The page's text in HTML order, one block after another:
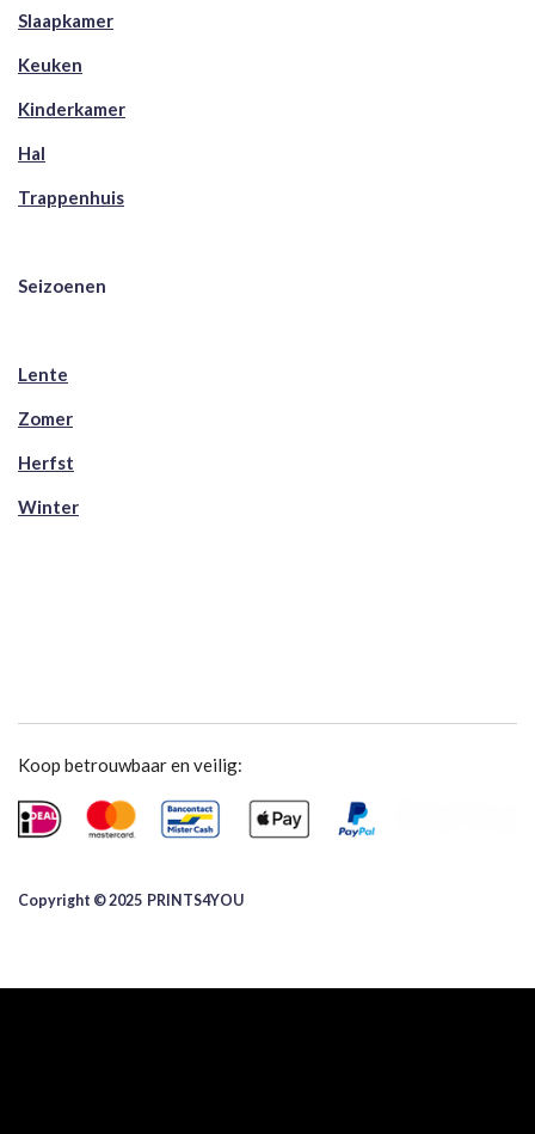
Slaapkamer
Keuken
Kinderkamer
Hal
Trappenhuis
Seizoenen
Lente
Zomer
Herfst
Winter
Koop betrouwbaar en veilig:
Copyright © 2025 ​PRINTS4YOU